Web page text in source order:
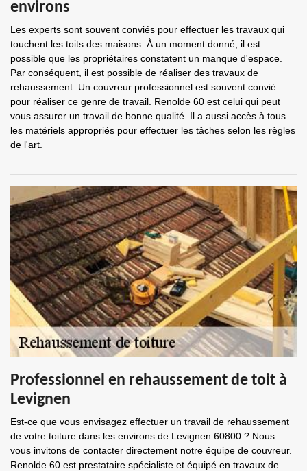
environs
Les experts sont souvent conviés pour effectuer les travaux qui
touchent les toits des maisons. À un moment donné, il est
possible que les propriétaires constatent un manque d'espace.
Par conséquent, il est possible de réaliser des travaux de
rehaussement. Un couvreur professionnel est souvent convié
pour réaliser ce genre de travail. Renolde 60 est celui qui peut
vous assurer un travail de bonne qualité. Il a aussi accès à tous
les matériels appropriés pour effectuer les tâches selon les règles
de l'art.
Professionnel en rehaussement de toit à
Levignen
Est-ce que vous envisagez effectuer un travail de rehaussement
de votre toiture dans les environs de Levignen 60800 ? Nous
vous invitons de contacter directement notre équipe de couvreur.
Renolde 60 est prestataire spécialiste et équipé en travaux de